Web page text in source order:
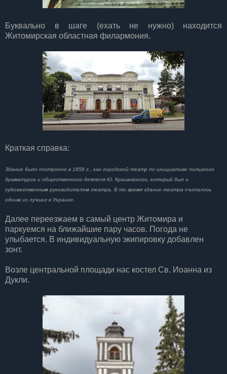
Буквально в шаге (ехать не нужно) находится
Житомирская областная филармония.
Краткая справка:
Здание было построено в 1858 г., как городской театр по инициативе польского
драматурга и общественного деятеля Ю. Крашевского, который был и
художественным руководителем театра. В то время здание театра считалось
одним из лучших в Украине.
Далее переезжаем в самый центр Житомира и
паркуемся на ближайшие пару часов. Погода не
улыбается. В индивидуальную экипировку добавлен
зонт.
Возле центральной площади нас костел Св. Иоанна из
Дукли.